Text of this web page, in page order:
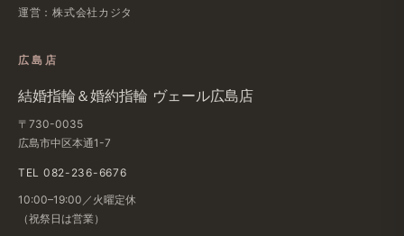
運営：株式会社カジタ
広島店
結婚指輪＆婚約指輪 ヴェール広島店
〒730-0035
広島市中区本通1-7
TEL 082-236-6676
10:00–19:00／火曜定休
（祝祭日は営業）